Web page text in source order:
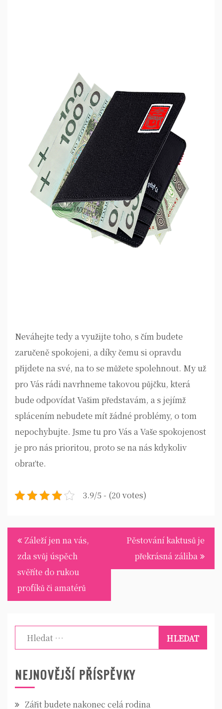
Neváhejte tedy a využijte toho, s čím budete
zaručeně spokojeni, a díky čemu si opravdu
přijdete na své, na to se můžete spolehnout. My už
pro Vás rádi navrhneme takovou půjčku, která
bude odpovídat Vašim představám, a s jejímž
splácením nebudete mít žádné problémy, o tom
nepochybujte. Jsme tu pro Vás a Vaše spokojenost
je pro nás prioritou, proto se na nás kdykoliv
obraťte.
3.9/5 - (20 votes)
Navigace
pro
příspěvek
Záleží jen na vás,
zda svůj úspěch
svěříte do rukou
profíků či amatérů
Pěstování kaktusů je
překrásná záliba
Vyhledávání
NEJNOVĚJŠÍ PŘÍSPĚVKY
Zářit budete nakonec celá rodina